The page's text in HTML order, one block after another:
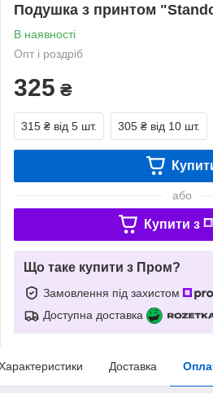
Подушка з принтом
В наявності
Опт і роздріб
325 ₴
315 ₴ від 5 шт. 305 ₴ від 10 шт.
або
Купити з
Що таке купити з Пром?
Замовлення під захистом
Доступна доставка
Доставка